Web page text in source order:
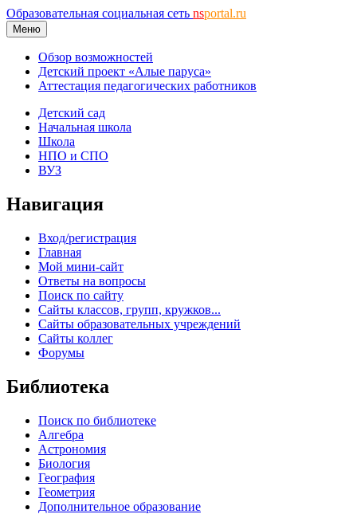
Образовательная социальная сеть nsportal.ru
Меню
Обзор возможностей
Детский проект «Алые паруса»
Аттестация педагогических работников
Детский сад
Начальная школа
Школа
НПО и СПО
ВУЗ
Навигация
Вход/регистрация
Главная
Мой мини-сайт
Ответы на вопросы
Поиск по сайту
Сайты классов, групп, кружков...
Сайты образовательных учреждений
Сайты коллег
Форумы
Библиотека
Поиск по библиотеке
Алгебра
Астрономия
Биология
География
Геометрия
Дополнительное образование